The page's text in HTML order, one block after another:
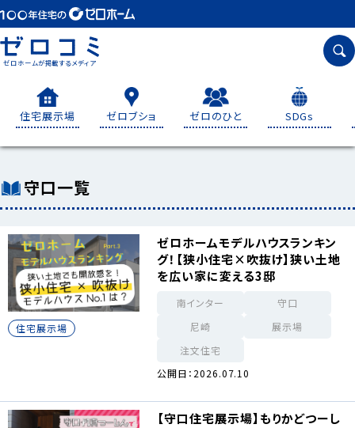
ゼロホームが掲載するメディア
住宅展示場 ゼロブショ ゼロのひと SDGs
守口一覧
住宅展示場
ゼロホームモデルハウスランキン
グ！【狭小住宅×吹抜け】狭い土地
を広い家に変える3邸
南インター
守口
尼崎
展示場
注文住宅
公開日：2026.07.10
【守口住宅展示場】もりかどつーし